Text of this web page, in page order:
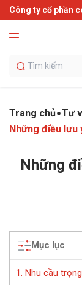
Công ty cổ phần
Trang chủ Tư
Những điều lưu
Những
Mục lục
1. Nhu cầu